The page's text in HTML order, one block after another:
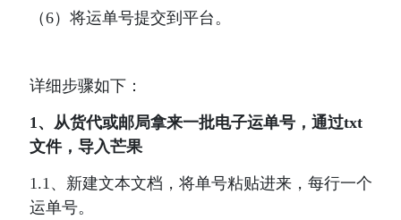
（6）将运单号提交到平台。
详细步骤如下：
1、从货代或邮局拿来一批电子运单号，通过txt
文件，导入芒果
1.1、新建文本文档，将单号粘贴进来，每行一个
运单号。